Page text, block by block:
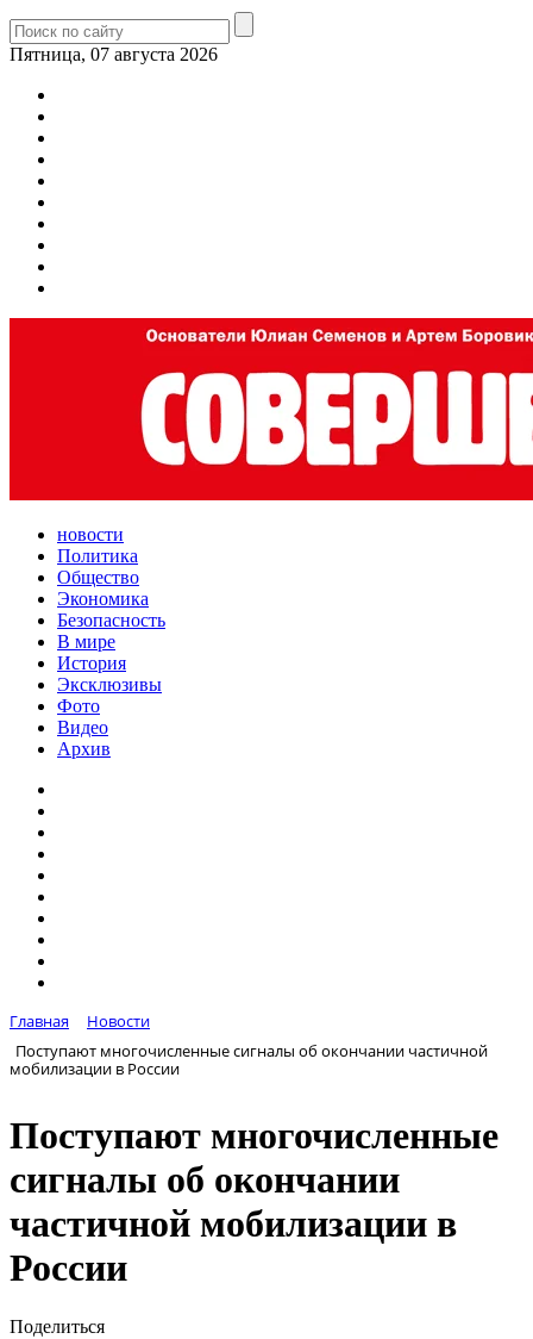
Пятница, 07 августа 2026
новости
Политика
Общество
Экономика
Безопасность
В мире
История
Эксклюзивы
Фото
Видео
Архив
Главная
Новости
Поступают многочисленные сигналы об окончании частичной
мобилизации в России
Поступают многочисленные
сигналы об окончании
частичной мобилизации в
России
Поделиться